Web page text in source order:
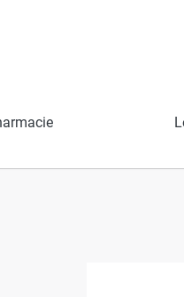
Pharmacie Oliveau